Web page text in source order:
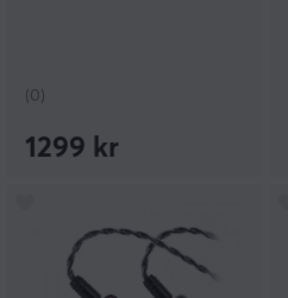
(0)
1299 kr